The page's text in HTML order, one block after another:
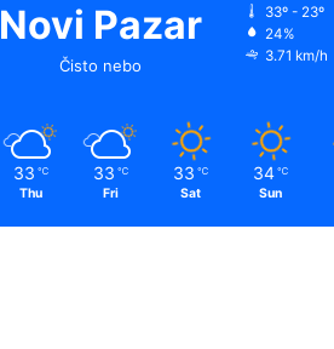
Novi Pazar
Čisto nebo
33º - 23º
24%
3.71 km/h
33 ℃
Thu
33 ℃
Fri
33 ℃
Sat
34 ℃
Sun